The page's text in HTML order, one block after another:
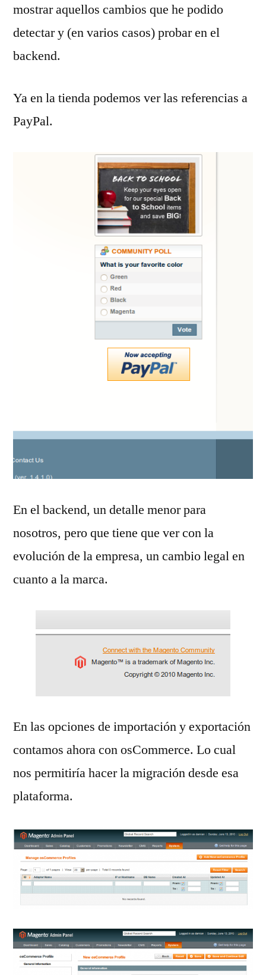
mostrar aquellos cambios que he podido
detectar y (en varios casos) probar en el
backend.
Ya en la tienda podemos ver las referencias a
PayPal.
En el backend, un detalle menor para
nosotros, pero que tiene que ver con la
evolución de la empresa, un cambio legal en
cuanto a la marca.
En las opciones de importación y exportación
contamos ahora con osCommerce. Lo cual
nos permitiría hacer la migración desde esa
plataforma.